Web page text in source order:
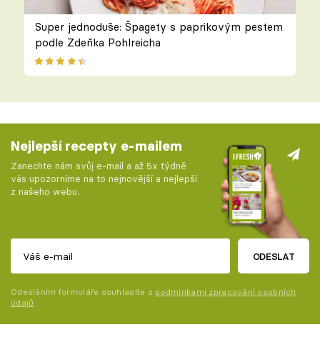
Super jednoduše: Špagety s paprikovým pestem
podle Zdeňka Pohlreicha
Nejlepší recepty e-mailem
Zanechte nám svůj e-mail a až 5x týdně
vás upozorníme na to nejnovější a nejlepší
z našeho webu.
ODESLAT
Odesláním formuláře souhlasíte s podmínkami zpracování osobních
údajů